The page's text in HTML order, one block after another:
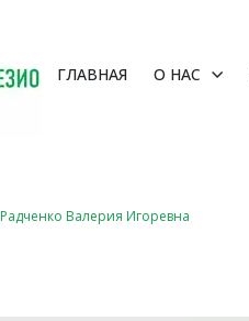
ГЛАВНАЯ О НАС
Радченко Валерия Игоревна